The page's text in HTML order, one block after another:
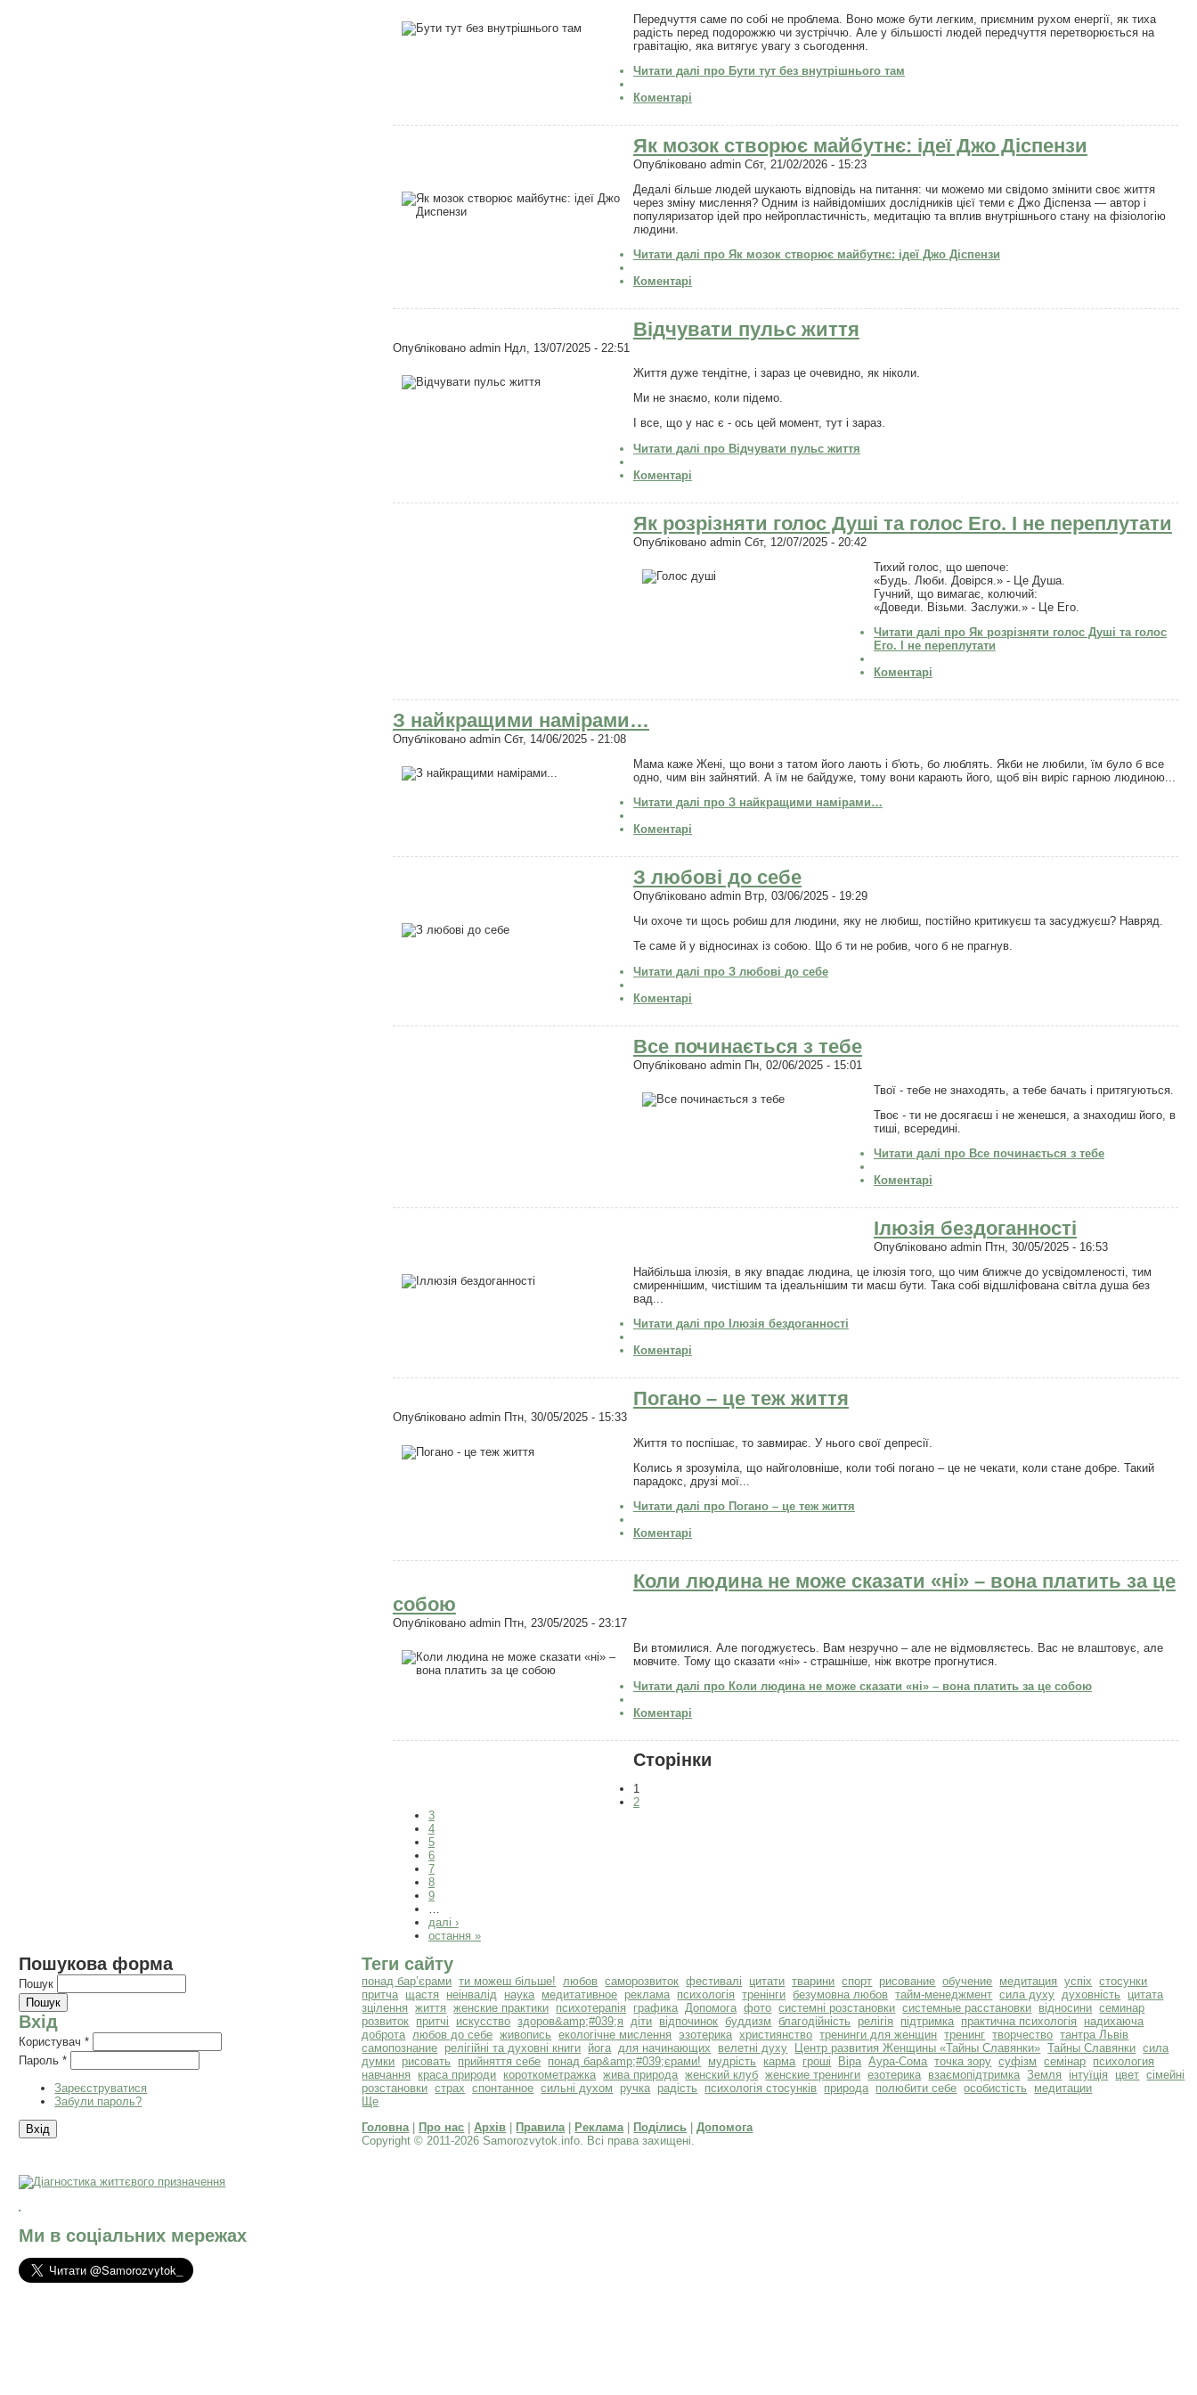
Передчуття саме по собі не проблема. Воно може бути легким, приємним рухом енергії, як тиха
радість перед подорожжю чи зустріччю. Але у більшості людей передчуття перетворюється на
гравітацію, яка витягує увагу з сьогодення.
Читати далі про Бути тут без внутрішнього там
Коментарі
Як мозок створює майбутнє: ідеї Джо Діспензи
Опубліковано adminСбт, 21/02/2026 - 15:23
Дедалі більше людей шукають відповідь на питання: чи можемо ми свідомо змінити своє життя
через зміну мислення? Одним із найвідоміших дослідників цієї теми є Джо Діспенза — автор і
популяризатор ідей про нейропластичність, медитацію та вплив внутрішнього стану на фізіологію
людини.
Читати далі про Як мозок створює майбутнє: ідеї Джо Діспензи
Коментарі
Відчувати пульс життя
Опубліковано adminНдл, 13/07/2025 - 22:51
Життя дуже тендітне, і зараз це очевидно, як ніколи.
Ми не знаємо, коли підемо.
І все, що у нас є - ось цей момент, тут і зараз.
Читати далі про Відчувати пульс життя
Коментарі
Як розрізняти голос Душі та голос Его. І не переплутати
Опубліковано adminСбт, 12/07/2025 - 20:42
Тихий голос, що шепоче:
«Будь. Люби. Довірся.» - Це Душа.
Гучний, що вимагає, колючий:
«Доведи. Візьми. Заслужи.» - Це Его.
Читати далі про Як розрізняти голос Душі та голос
Его. І не переплутати
Коментарі
З найкращими намірами…
Опубліковано adminСбт, 14/06/2025 - 21:08
Мама каже Жені, що вони з татом його лають і б'ють, бо люблять. Якби не любили, їм було б все
одно, чим він зайнятий. А їм не байдуже, тому вони карають його, щоб він виріс гарною людиною...
Читати далі про З найкращими намірами…
Коментарі
З любові до себе
Опубліковано adminВтр, 03/06/2025 - 19:29
Чи охоче ти щось робиш для людини, яку не любиш, постійно критикуєш та засуджуєш? Навряд.
Те саме й у відносинах із собою. Що б ти не робив, чого б не прагнув.
Читати далі про З любові до себе
Коментарі
Все починається з тебе
Опубліковано adminПн, 02/06/2025 - 15:01
Твої - тебе не знаходять, а тебе бачать і притягуються.
Твоє - ти не досягаєш і не женешся, а знаходиш його, в
тиші, всередині.
Читати далі про Все починається з тебе
Коментарі
Ілюзія бездоганності
Опубліковано adminПтн, 30/05/2025 - 16:53
Найбільша ілюзія, в яку впадає людина, це ілюзія того, що чим ближче до усвідомленості, тим
смиреннішим, чистішим та ідеальнішим ти маєш бути. Така собі відшліфована світла душа без
вад...
Читати далі про Ілюзія бездоганності
Коментарі
Погано – це теж життя
Опубліковано adminПтн, 30/05/2025 - 15:33
Життя то поспішає, то завмирає. У нього свої депресії.
Колись я зрозуміла, що найголовніше, коли тобі погано – це не чекати, коли стане добре. Такий
парадокс, друзі мої...
Читати далі про Погано – це теж життя
Коментарі
Коли людина не може сказати «ні» – вона платить за це
собою
Опубліковано adminПтн, 23/05/2025 - 23:17
Ви втомилися. Але погоджуєтесь. Вам незручно – але не відмовляєтесь. Вас не влаштовує, але
мовчите. Тому що сказати «ні» - страшніше, ніж вкотре прогнутися.
Читати далі про Коли людина не може сказати «ні» – вона платить за це собою
Коментарі
Сторінки
1
2
3
4
5
6
7
8
9
…
далі ›
остання »
Пошукова форма
Пошук
Вхід
Користувач*
Пароль*
Зареєструватися
Забули пароль?
Ми в соціальних мережах
Теги сайту
понад бар’єрами ти можеш більше! любов саморозвиток фестивалі цитати тварини спорт рисование обучение медитация успіх
стосунки
притча щастя неінвалід наука медитативное реклама психологія тренінги безумовна любов тайм-менеджмент сила духу духовність
цитата
зцілення
життя женские практики психотерапія графика Допомога фото системні розстановки системные расстановки відносини семинар
розвиток притчі искусство здоров&amp;#039;я діти відпочинок буддизм благодійність релігія підтримка практична психологія
надихаюча
доброта любов до себе живопись екологічне мислення эзотерика християнство тренинги для женщин тренинг творчество тантра Львів
самопознание релігійні та духовні книги йога для начинающих велетні духу Центр развития Женщины «Тайны Славянки» Тайны Славянки сила
думки рисовать прийняття себе понад бар&amp;#039;єрами! мудрість карма гроші Віра Аура-Сома точка зору суфізм семінар психология
навчання
краса природи короткометражка жива природа женский клуб женские тренинги езотерика взаємопідтримка Земля інтуїція цвет сімейні
розстановки страх спонтанное сильні духом ручка радість психологія стосунків природа полюбити себе особистість
медитации
Ще
Головна | Про нас |Архів | Правила | Реклама | Поділись |Допомога
Copyright © 2011-2026 Samorozvytok.info. Всі права захищені.